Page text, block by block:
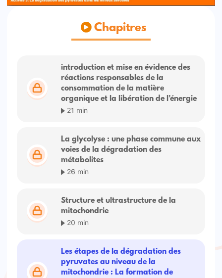
Chapitres
introduction et mise en évidence des
réactions responsables de la
consommation de la matière
organique et la libération de l’énergie
21 min
La glycolyse : une phase commune aux
voies de la dégradation des
métabolites
26 min
Structure et ultrastructure de la
mitochondrie
20 min
Les étapes de la dégradation des
pyruvates au niveau de la
mitochondrie : La formation de